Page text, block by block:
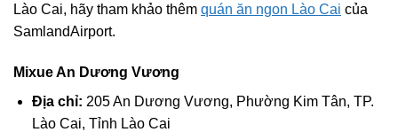
Lào Cai, hãy tham khảo thêm quán ăn ngon Lào Cai của
SamlandAirport.
Mixue An Dương Vương
Địa chỉ: 205 An Dương Vương, Phường Kim Tân, TP.
Lào Cai, Tỉnh Lào Cai